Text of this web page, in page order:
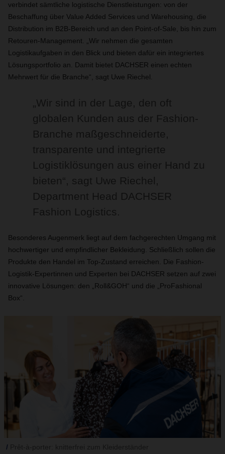
verbindet sämtliche logistische Dienstleistungen: von der
Beschaffung über Value Added Services und Warehousing, die
Distribution im B2B-Bereich und an den Point-of-Sale, bis hin zum
Retouren-Management. „Wir nehmen die gesamten
Logistikaufgaben in den Blick und bieten dafür ein integriertes
Lösungsportfolio an. Damit bietet DACHSER einen echten
Mehrwert für die Branche“, sagt Uwe Riechel.
„Wir sind in der Lage, den oft
globalen Kunden aus der Fashion-
Branche maßgeschneiderte,
transparente und integrierte
Logistiklösungen aus einer Hand zu
bieten“, sagt Uwe Riechel,
Department Head DACHSER
Fashion Logistics.
Besonderes Augenmerk liegt auf dem fachgerechten Umgang mit
hochwertiger und empfindlicher Bekleidung. Schließlich sollen die
Produkte den Handel im Top-Zustand erreichen. Die Fashion-
Logistik-Expertinnen und Experten bei DACHSER setzen auf zwei
innovative Lösungen: den „Roll&GOH“ und die „ProFashional
Box“.